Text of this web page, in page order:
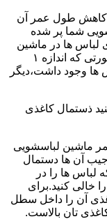
کاهش طول عمر آن
شما پر شده
لباس ها در ماشین
لباسشویی قرار دهید و کمی فشار دهید.در صورتی که اندازه ۱
وجود داشت،دیگر
ذستمال کاغذی
ماشین لباسشویی
آن ها دستمال
لباس ها را در
خالی کنید.برای
آن را داخل سطل
تان بالاست.